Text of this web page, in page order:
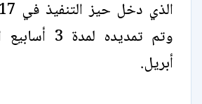
أبريل.